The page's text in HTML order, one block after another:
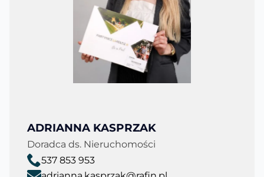
ADRIANNA KASPRZAK
Doradca ds. Nieruchomości
537 853 953